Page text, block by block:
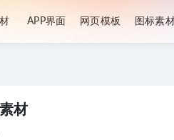
APP界面 网页模板 图标素
材